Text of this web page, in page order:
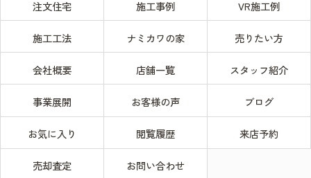
注文住宅 施工事例 VR施工例
施工工法 ナミカワの家 売りたい方
会社概要 店舗一覧 スタッフ紹介
事業展開 お客様の声 ブログ
お気に入り 閲覧履歴 来店予約
売却査定 お問い合わせ